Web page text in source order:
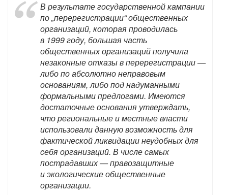
В результате государственной кампании
по „перерегистрации“ общественных
организаций, которая проводилась
в 1999 году, большая часть
общественных организаций получила
незаконные отказы в перерегистрации —
либо по абсолютно неправовым
основаниям, либо под надуманными
формальными предлогами. Имеются
достаточные основания утверждать,
что региональные и местные власти
использовали данную возможность для
фактической ликвидации неудобных для
себя организаций. В числе самых
пострадавших — правозащитные
и экологические общественные
организации.